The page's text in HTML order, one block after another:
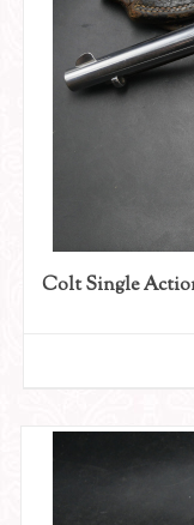
Colt Single Action